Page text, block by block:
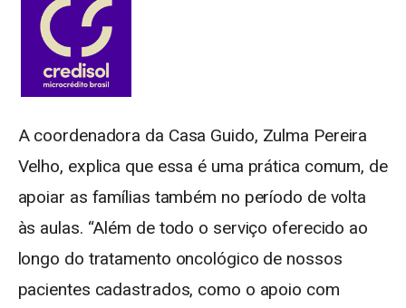
A coordenadora da Casa Guido, Zulma Pereira
Velho, explica que essa é uma prática comum, de
apoiar as famílias também no período de volta
às aulas. “Além de todo o serviço oferecido ao
longo do tratamento oncológico de nossos
pacientes cadastrados, como o apoio com